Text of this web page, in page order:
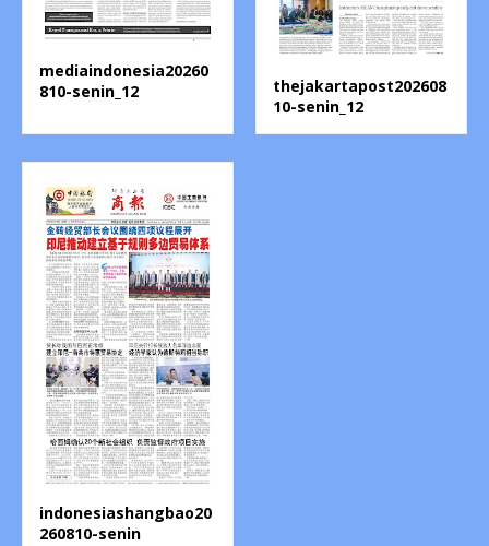
mediaindonesia20260
810-senin_12
thejakartapost202608
10-senin_12
indonesiashangbao20
260810-senin